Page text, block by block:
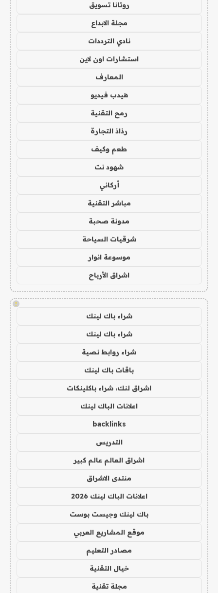
روتانا تسويق
مجلة الابداع
نادي الترددات
استشارات اون لاين
المعارف
هيدب فيديو
رمح التقنية
رذاذ التجارة
طعم وكيف
شهود نت
أركاني
مباشر التقنية
مدونة صحبة
شرقيات السياحة
موسوعة انوار
اشراق الأرباح
!
شراء باك لينك
شراء باك لينك
شراء روابط نصية
باقات باك لينك
اشراق لنك، شراء باكلينكات
اعلانات الباك لينك
backlinks
التدريس
اشراق العالم عالم كبير
منتدى الاشراق
اعلانات الباك لينك 2026
باك لينك وجيست بوست
موقع المشاريع العربي
مصادر التعليم
خيال التقنية
مجلة تقنية